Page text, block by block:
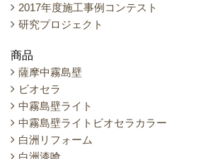
2017年度施工事例コンテスト
研究プロジェクト
商品
薩摩中霧島壁
ビオセラ
中霧島壁ライト
中霧島壁ライトビオセラカラー
白洲リフォーム
白洲漆喰